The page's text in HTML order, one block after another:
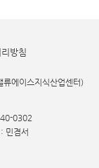
방침
에이스지식산업센터)
0302
민겸서